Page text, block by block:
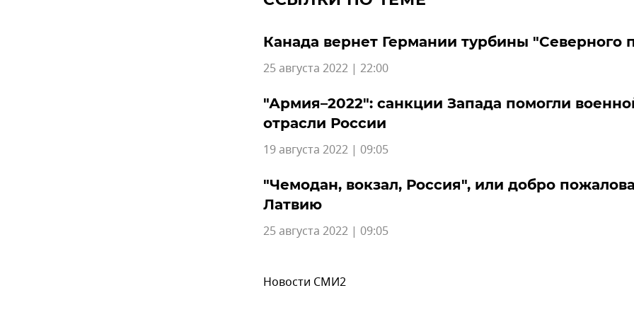
Канада вернет Германии турбины "Северного
25 августа 2022 | 22:00
"Армия–2022": санкции Запада помогли
отрасли России
19 августа 2022 | 09:05
"Чемодан, вокзал, Россия", или добро
Латвию
25 августа 2022 | 09:05
Новости СМИ2